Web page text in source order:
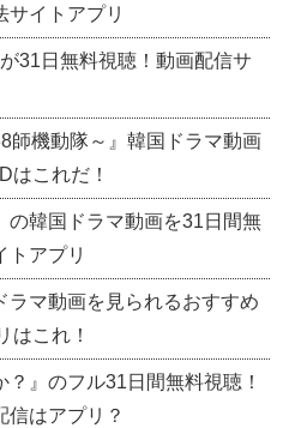
サイトアプリ
31日無料視聴！動画配信サ
師機動隊～』韓国ドラマ動画
はこれだ！
の韓国ドラマ動画を31日間無
トアプリ
ラマ動画を見られるおすすめ
はこれ！
？』のフル31日間無料視聴！
信はアプリ？